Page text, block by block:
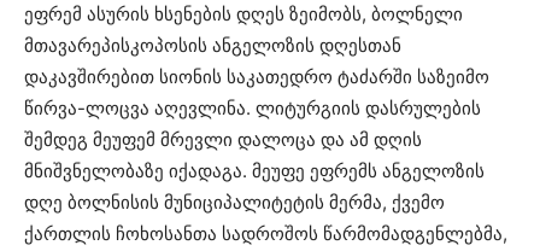
ეფრემ ასურის ხსენების დღეს ზეიმობს, ბოლნელი
მთავარეპისკოპოსის ანგელოზის დღესთან
დაკავშირებით სიონის საკათედრო ტაძარში საზეიმო
წირვა-ლოცვა აღევლინა. ლიტურგიის დასრულების
შემდეგ მეუფემ მრევლი დალოცა და ამ დღის
მნიშვნელობაზე იქადაგა. მეუფე ეფრემს ანგელოზის
დღე ბოლნისის მუნიციპალიტეტის მერმა, ქვემო
ქართლის ჩოხოსანთა სადროშოს წარმომადგენლებმა,